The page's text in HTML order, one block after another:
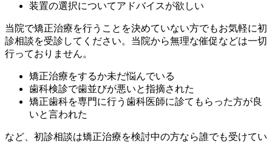
装置の選択についてアドバイスが欲しい
当院で矯正治療を行うことを決めていない方でもお気軽に初
診相談を受診してください。当院から無理な催促などは一切
行っておりません。
矯正治療をするか未だ悩んでいる
歯科検診で歯並びが悪いと指摘された
矯正歯科を専門に行う歯科医師に診てもらった方が良
いと言われた
など、初診相談は矯正治療を検討中の方なら誰でも受けてい